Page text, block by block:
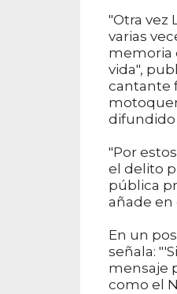
"Otra vez
varias
memoria
vida",
cantante
difundido
"Por
el delito
pública
añade en
En un
señala:
mensaje
como el